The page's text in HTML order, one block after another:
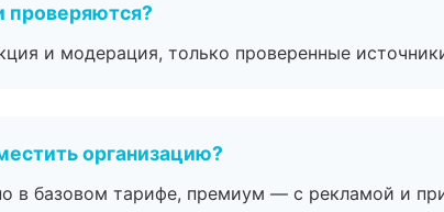
проверяются?
и модерация, только проверенные
организацию?
в базовом тарифе, премиум — с рекламой и